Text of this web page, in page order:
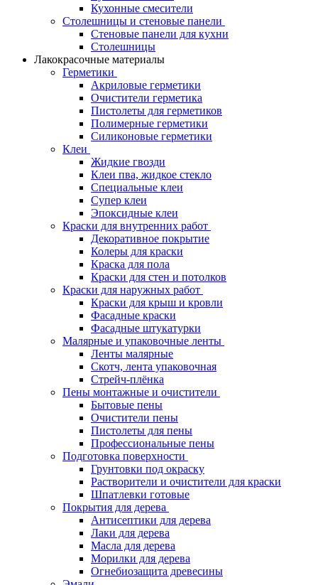
Кухонные смесители
Столешницы и стеновые панели
Стеновые панели для кухни
Столешницы
Лакокрасочные материалы
Герметики
Акриловые герметики
Очистители герметика
Пистолеты для герметиков
Полимерные герметики
Силиконовые герметики
Клеи
Жидкие гвозди
Клеи пва, жидкое стекло
Специальные клеи
Супер клеи
Эпоксидные клеи
Краски для внутренних работ
Декоративное покрытие
Колеры для краски
Краска для пола
Краски для стен и потолков
Краски для наружных работ
Краски для крыш и кровли
Фасадные краски
Фасадные штукатурки
Малярные и упаковочные ленты
Ленты малярные
Скотч, лента упаковочная
Стрейч-плёнка
Пены монтажные и очистители
Бытовые пены
Очистители пены
Пистолеты для пены
Профессиональные пены
Подготовка поверхности
Грунтовки под окраску
Растворители и очистители для краски
Шпатлевки готовые
Покрытия для дерева
Антисептики для дерева
Лаки для дерева
Масла для дерева
Морилки для дерева
Огнебиозащита древесины